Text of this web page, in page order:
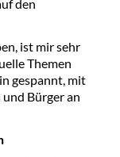
den
ist mir sehr
Themen
gespannt, mit
Bürger an